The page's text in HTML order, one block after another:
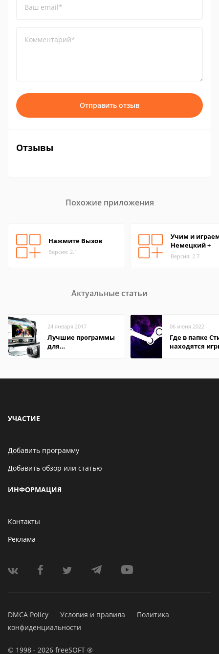
Ваш email*
Комментарий*
Отправить отзыв
Отзывы
Похожие приложения
Нажмите Вызов
Версия: 2.1
Учим и
Немецкий +
Версия: 2.7
Актуальные статьи
24 января 2017
Лучшие программы
для
06 июня 2022
Где в папке
находятся
УЧАСТИЕ
Добавить программу
Добавить обзор или статью
ИНФОРМАЦИЯ
Контакты
Реклама
DMCA Policy Условия и правила
Политика
конфиденциальности
© 1998 - 2026 freeSOFT ®